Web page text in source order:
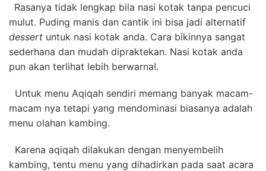
Rasanya tidak lengkap bila nasi kotak tanpa pencuci
mulut. Puding manis dan cantik ini bisa jadi alternatif
dessert untuk nasi kotak anda. Cara bikinnya sangat
sederhana dan mudah dipraktekan. Nasi kotak anda
pun akan terlihat lebih berwarna!.
Untuk menu Aqiqah sendiri memang banyak macam-
macam nya tetapi yang mendominasi biasanya adalah
menu olahan kambing.
Karena aqiqah dilakukan dengan menyembelih
kambing, tentu menu yang dihadirkan pada saat acara